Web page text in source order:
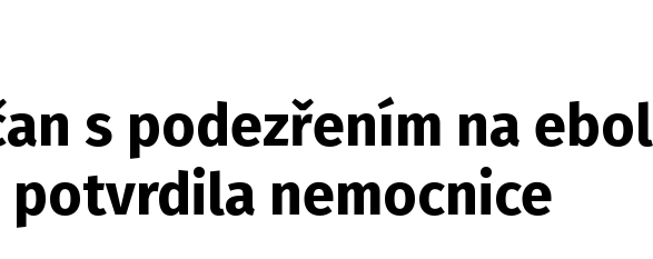
s podezřením na
potvrdila nemocnice